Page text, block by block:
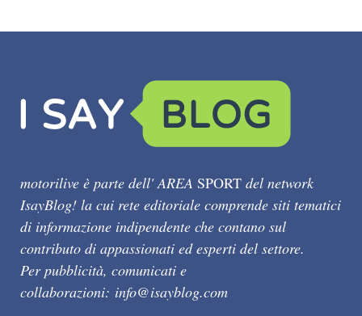
motorilive è parte dell' AREA SPORT del network
IsayBlog! la cui rete editoriale comprende siti tematici
di informazione indipendente che contano sul
contributo di appassionati ed esperti del settore.
Per pubblicità, comunicati e
collaborazioni: info@isayblog.com